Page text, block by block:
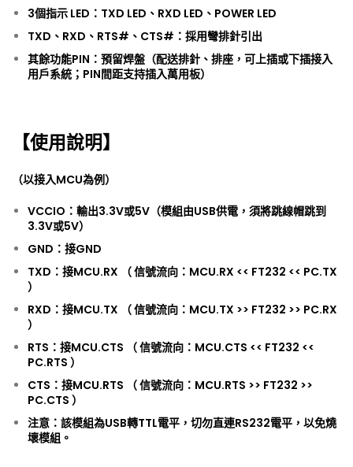
3個指示 LED：TXD LED、RXD LED、POWER LED
TXD、RXD、RTS#、CTS#：採用彎排針引出
其餘功能PIN：預留焊盤（配送排針、排座，可上插或下插接入
用戶系統；PIN間距支持插入萬用板）
【使用說明】
（以接入MCU為例）
VCCIO：輸出3.3V或5V（模組由USB供電，須將跳線帽跳到
3.3V或5V）
GND：接GND
TXD：接MCU.RX （ 信號流向：MCU.RX << FT232 << PC.TX
）
RXD：接MCU.TX （ 信號流向：MCU.TX >> FT232 >> PC.RX
）
RTS：接MCU.CTS （ 信號流向：MCU.CTS << FT232 <<
PC.RTS ）
CTS：接MCU.RTS （ 信號流向：MCU.RTS >> FT232 >>
PC.CTS ）
注意：該模組為USB轉TTL電平，切勿直連RS232電平，以免燒
壞模組。